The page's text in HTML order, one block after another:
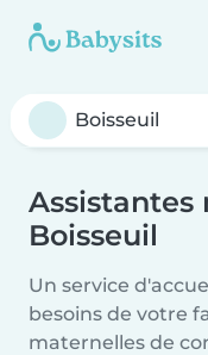
Assistantes
Boisseuil
Un service
besoins de votre
maternelles de